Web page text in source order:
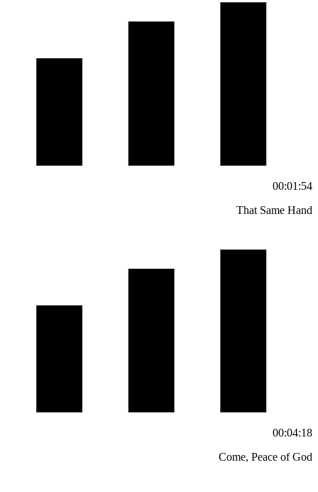
00:01:54
That Same Hand
00:04:18
Come, Peace of God